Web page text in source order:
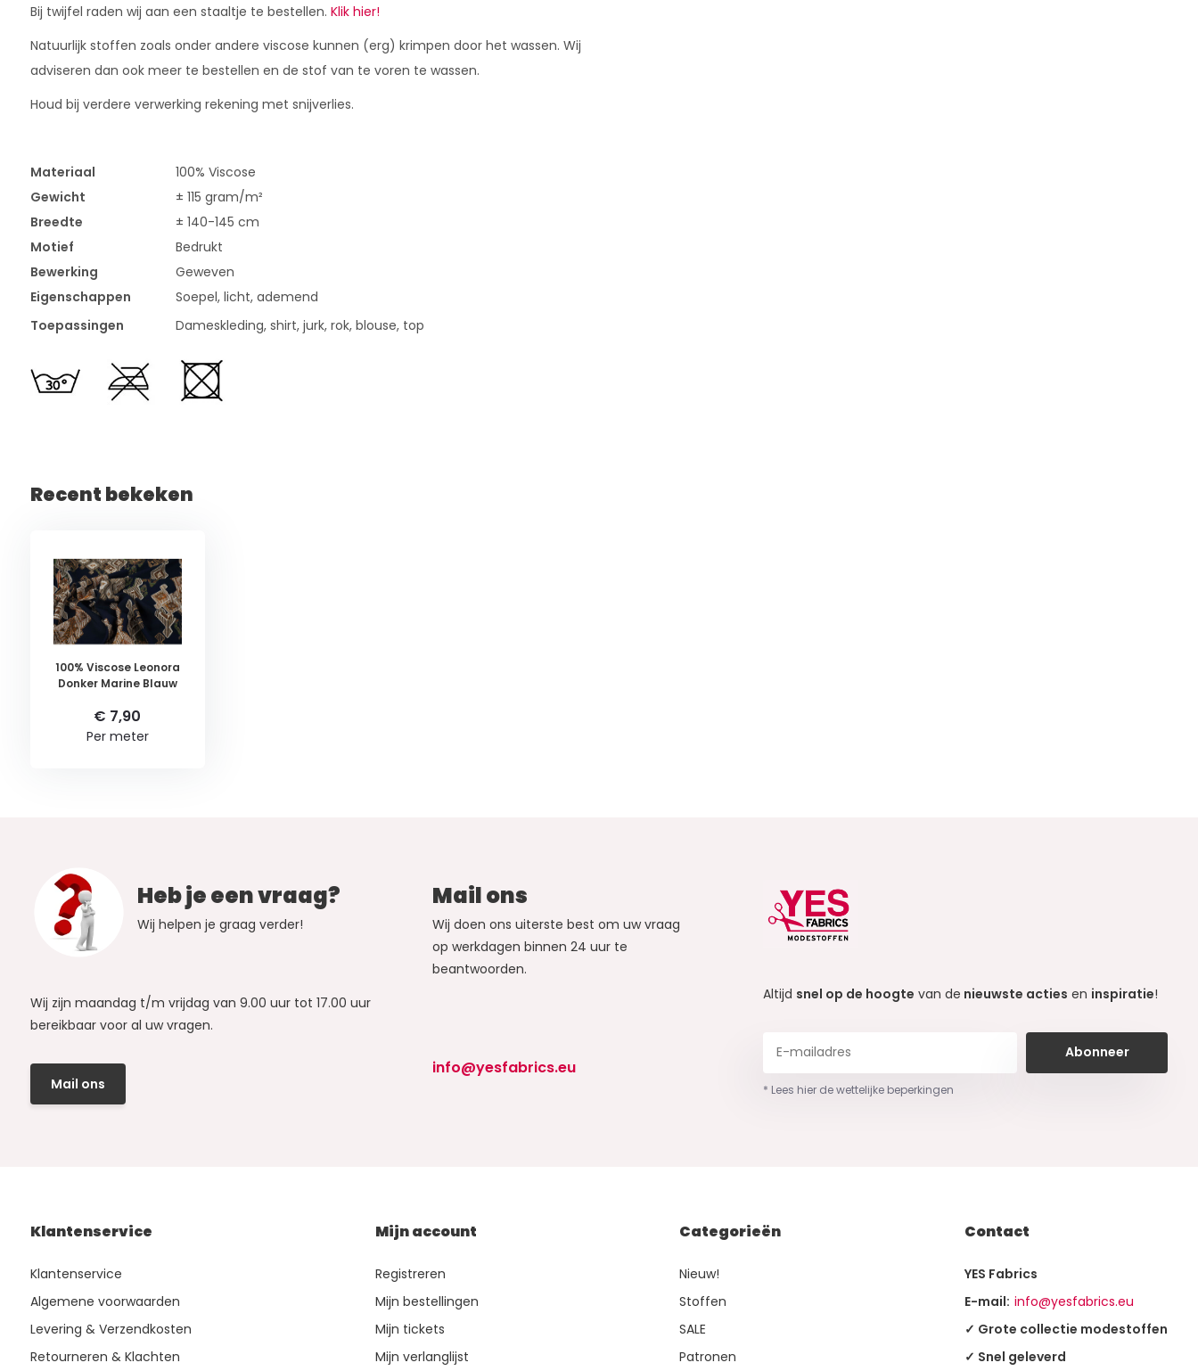
Bij twijfel raden wij aan een staaltje te bestellen. Klik hier!
Natuurlijk stoffen zoals onder andere viscose kunnen (erg) krimpen door het wassen. Wij
adviseren dan ook meer te bestellen en de stof van te voren te wassen.
Houd bij verdere verwerking rekening met snijverlies.
Materiaal
100% Viscose
Gewicht
± 115 gram/m²
Breedte
± 140-145 cm
Motief
Bedrukt
Bewerking
Geweven
Eigenschappen
Soepel, licht, ademend
Toepassingen
Dameskleding, shirt, jurk, rok, blouse, top
Recent bekeken
100% Viscose Leonora
Donker Marine Blauw
€ 7,90
Per meter
Heb je een vraag?
Wij helpen je graag verder!
Wij zijn maandag t/m vrijdag van 9.00 uur tot 17.00 uur
bereikbaar voor al uw vragen.
Mail ons
Mail ons
Wij doen ons uiterste best om uw vraag
op werkdagen binnen 24 uur te
beantwoorden.
info@yesfabrics.eu
Altijd snel op de hoogte van de nieuwste acties en inspiratie!
Abonneer
* Lees hier de wettelijke beperkingen
Klantenservice
Klantenservice
Algemene voorwaarden
Levering & Verzendkosten
Retourneren & Klachten
Mijn account
Registreren
Mijn bestellingen
Mijn tickets
Mijn verlanglijst
Categorieën
Nieuw!
Stoffen
SALE
Patronen
Contact
YES Fabrics
E-mail: info@yesfabrics.eu
✓ Grote collectie modestoffen
✓ Snel geleverd